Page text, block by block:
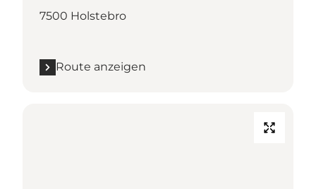
7500 Holstebro
Route anzeigen